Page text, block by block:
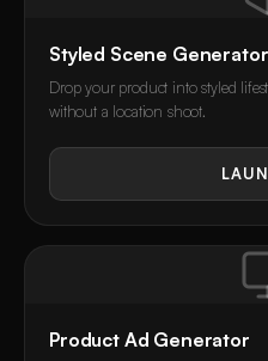
Styled Scene Generator
Drop your product into styled
without a location shoot.
Product Ad Generator